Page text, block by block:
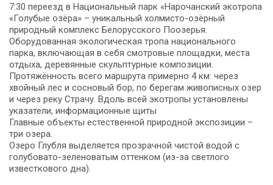
7:30 переезд в Национальный парк «Нарочанский экотропа
«Голубые озёра» – уникальный холмисто-озёрный
природный комплекс Белорусского Поозерья.
Оборудованная экологическая тропа национального
парка, включающая в себя смотровые площадки, места
отдыха, деревянные скульптурные композиции.
Протяжённость всего маршрута примерно 4 км: через
хвойный лес и сосновый бор, по берегам живописных озер
и через реку Страчу. Вдоль всей экотропы установлены
указатели, информационные щиты
Главные объекты естественной природной экспозиции –
три озера.
Озеро Глубля выделяется прозрачной чистой водой с
голубовато-зеленоватым оттенком (из-за светлого
известкового дна).